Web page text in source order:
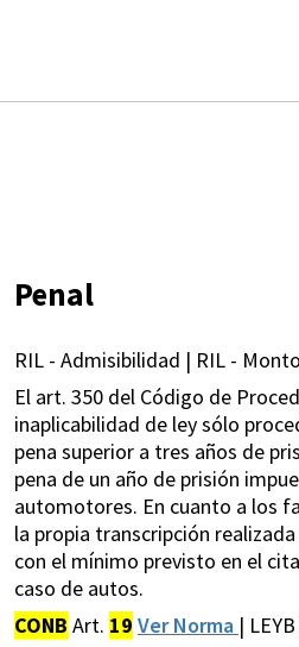
Penal
RIL - Admisibilidad | RIL -
El art. 350 del Código de
inaplicabilidad de ley sólo
pena superior a tres años de
pena de un año de prisión
automotores. En cuanto a los
la propia transcripción
con el mínimo previsto en el
caso de autos.
CONB Art. 19 Ver Norma |